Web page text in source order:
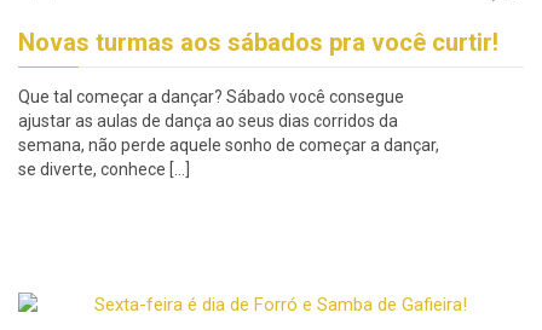
Novas turmas aos sábados pra você curtir!
Que tal começar a dançar? Sábado você consegue
ajustar as aulas de dança ao seus dias corridos da
semana, não perde aquele sonho de começar a dançar,
se diverte, conhece […]